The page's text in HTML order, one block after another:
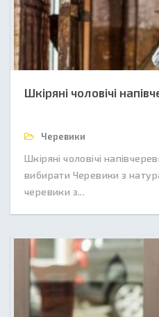
Шкіряні чоловічі
Черевики
Шкіряні чоловічі
вибирати Черевики з
черевики з...